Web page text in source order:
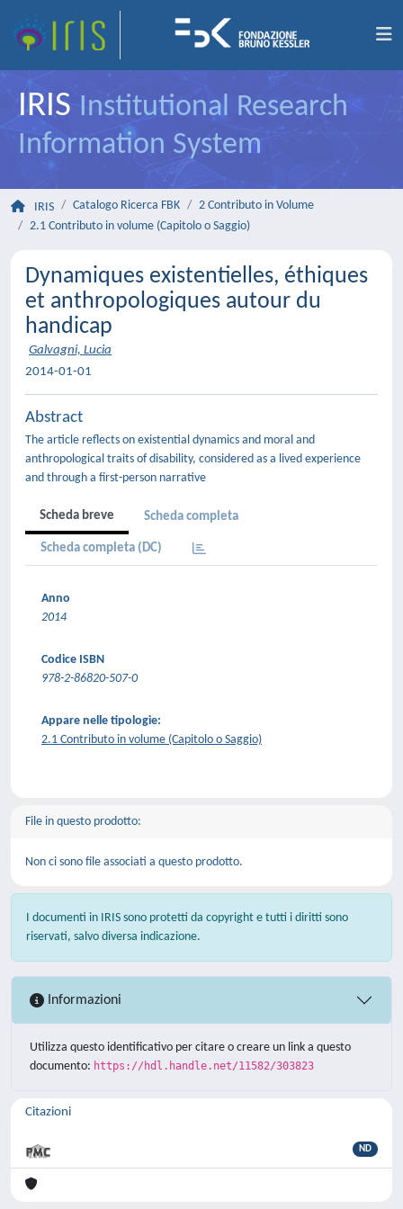
IRIS Institutional Research
Information System
IRIS Catalogo Ricerca FBK
2 Contributo in Volume
2.1 Contributo in volume (Capitolo o Saggio)
Dynamiques existentielles, éthiques
et anthropologiques autour du
handicap
Galvagni, Lucia
2014-01-01
Abstract
The article reflects on existential dynamics and moral and
anthropological traits of disability, considered as a lived experience
and through a first-person narrative
Scheda breve Scheda completa
Scheda completa (DC)
Anno
2014
Codice ISBN
978-2-86820-507-0
Appare nelle tipologie:
2.1 Contributo in volume (Capitolo o Saggio)
File in questo prodotto:
Non ci sono file associati a questo prodotto.
I documenti in IRIS sono protetti da copyright e tutti i diritti sono
riservati, salvo diversa indicazione.
Informazioni
Utilizza questo identificativo per citare o creare un link a questo
documento: https://hdl.handle.net/11582/303823
Citazioni
ND